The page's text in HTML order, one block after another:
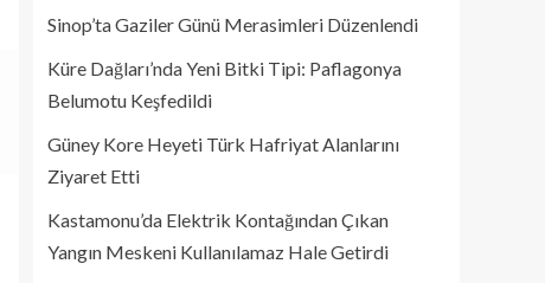
Sinop’ta Gaziler Günü Merasimleri Düzenlendi
Küre Dağları’nda Yeni Bitki Tipi: Paflagonya
Belumotu Keşfedildi
Güney Kore Heyeti Türk Hafriyat Alanlarını
Ziyaret Etti
Kastamonu’da Elektrik Kontağından Çıkan
Yangın Meskeni Kullanılamaz Hale Getirdi